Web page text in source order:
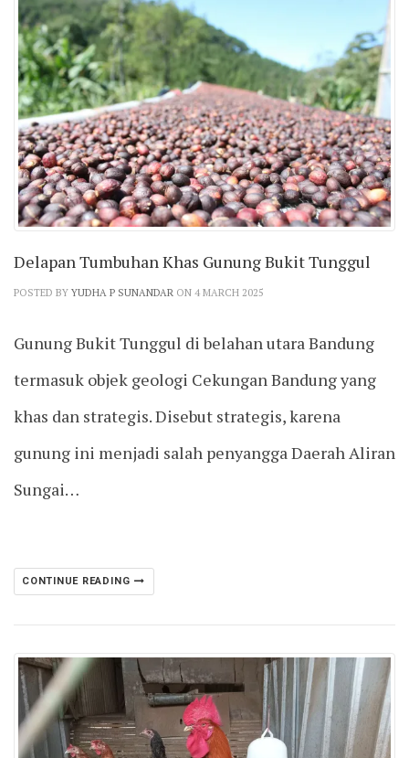
Delapan Tumbuhan Khas Gunung Bukit Tunggul
POSTED BY YUDHA P SUNANDAR ON 4 MARCH 2025
Gunung Bukit Tunggul di belahan utara Bandung
termasuk objek geologi Cekungan Bandung yang
khas dan strategis. Disebut strategis, karena
gunung ini menjadi salah penyangga Daerah Aliran
Sungai…
CONTINUE READING